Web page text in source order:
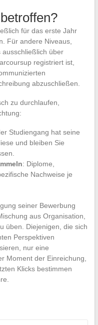
für das erste Jahr
Für andere Niveaus,
ausschließlich über
registriert ist,
abzuschließen.
zu durchlaufen,
Studiengang hat seine
und bleiben Sie
: Diplome,
Nachweise je
seiner Bewerbung
aus Organisation,
üben. Diejenigen, die sich
Perspektiven
nur eine
Moment der Einreichung,
Klicks bestimmen